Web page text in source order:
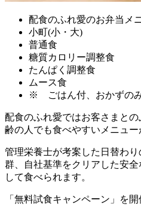
配食のふれ愛のお弁当メ
小町(小・大)
普通食
糖質カロリー調整食
たんぱく調整食
ムース食
※ ごはん付、おかずの
配食のふれ愛ではお客さまと
齢の人でも食べやすいメニュ
管理栄養士が考案した日替わ
群、自社基準をクリアした安
して食べられます。
「無料試食キャンペーン」を